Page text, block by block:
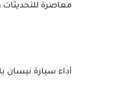
معاصرة للتحديثات
أداء سيارة نيسان